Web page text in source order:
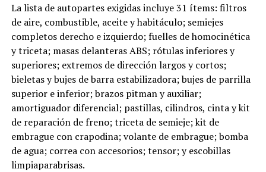
La lista de autopartes exigidas incluye 31 ítems: filtros
de aire, combustible, aceite y habitáculo; semiejes
completos derecho e izquierdo; fuelles de homocinética
y triceta; masas delanteras ABS; rótulas inferiores y
superiores; extremos de dirección largos y cortos;
bieletas y bujes de barra estabilizadora; bujes de parrilla
superior e inferior; brazos pitman y auxiliar;
amortiguador diferencial; pastillas, cilindros, cinta y kit
de reparación de freno; triceta de semieje; kit de
embrague con crapodina; volante de embrague; bomba
de agua; correa con accesorios; tensor; y escobillas
limpiaparabrisas.